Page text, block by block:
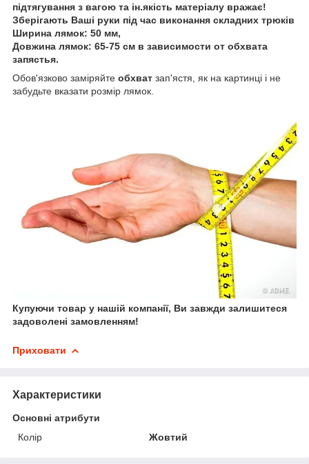
підтягування з вагою та ін.якість матеріалу вражає!
Зберігають Ваші руки під час виконання складних трюків
Ширина лямок: 50 мм,
Довжина лямок: 65-75 см в зависимости от обхвата
запястья.
Обов'язково заміряйте обхват зап'ястя, як на картинці і не
забудьте вказати розмір лямок.
Купуючи товар у нашій компанії, Ви завжди залишитеся
задоволені замовленням!
Приховати
Характеристики
Основні атрибути
Колір
Жовтий